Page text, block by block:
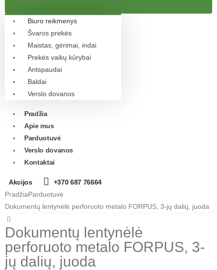
Biuro reikmenys
Švaros prekės
Maistas, gėrimai, indai
Prekės vaikų kūrybai
Antspaudai
Baldai
Verslo dovanos
Pradžia
Apie mus
Parduotuvė
Verslo dovanos
Kontaktai
Akcijos
+370 687 76664
PradžiaParduotuvė
Dokumentų lentynėlė perforuoto metalo FORPUS, 3-jų dalių, juoda
Dokumentų lentynėlė
perforuoto metalo FORPUS, 3-
jų dalių, juoda